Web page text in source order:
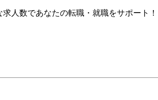
人数であなたの転職・就職をサポート！